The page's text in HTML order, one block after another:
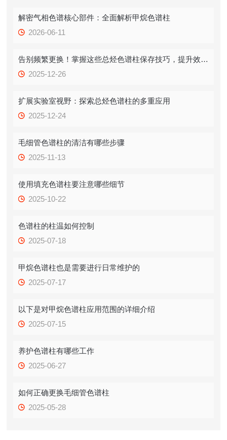
解密气相色谱核心部件：全面解析甲烷色谱柱
2026-06-11
告别频繁更换！掌握这些总烃色谱柱保存技巧，提升效率！
2025-12-26
扩展实验室视野：探索总烃色谱柱的多重应用
2025-12-24
毛细管色谱柱的清洁有哪些步骤
2025-11-13
使用填充色谱柱要注意哪些细节
2025-10-22
色谱柱的柱温如何控制
2025-07-18
甲烷色谱柱也是需要进行日常维护的
2025-07-17
以下是对甲烷色谱柱应用范围的详细介绍
2025-07-15
养护色谱柱有哪些工作
2025-06-27
如何正确更换毛细管色谱柱
2025-05-28